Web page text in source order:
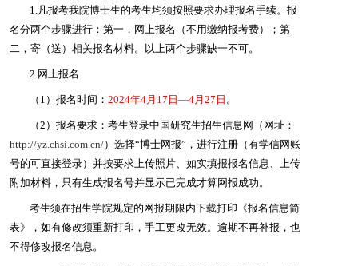
1.凡报考我院博士生的考生均须按照要求办理报名手续。报
名分两个步骤进行：第一，网上报名（不用缴纳报考费）；第
二，寄（送）相关报名材料。以上两个步骤缺一不可。
2.网上报名
（1）报名时间：2024年4月17日—4月27日 。
（2）报名要求：考生登录中国研究生招生信息网（网址：
http://yz.chsi.com.cn/）选择“博士网报”，进行注册（有学信网账
号的可直接登录）并按要求上传照片、如实填报报名信息、上传
附加材料，只有生成报名号并显示已完成才算网报成功。
考生须在招生学院规定的网报期限内下载打印《报名信息简
表》，如有修改须重新打印，手工更改无效。逾期不再补报，也
不得修改报名信息。